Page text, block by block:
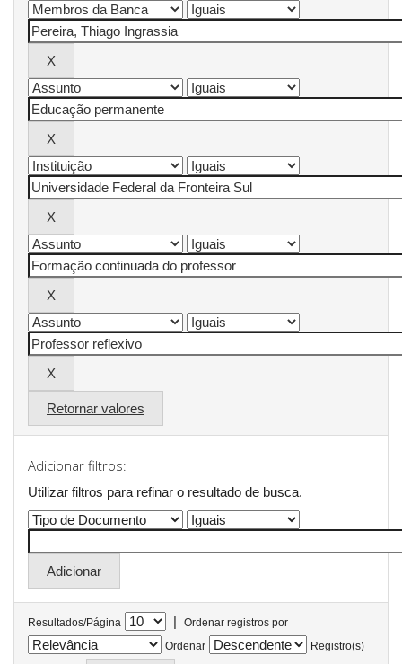
Retornar valores
Adicionar filtros:
Utilizar filtros para refinar o resultado de busca.
Resultados/Página |
Ordenar registros por
Ordenar
Registro(s)